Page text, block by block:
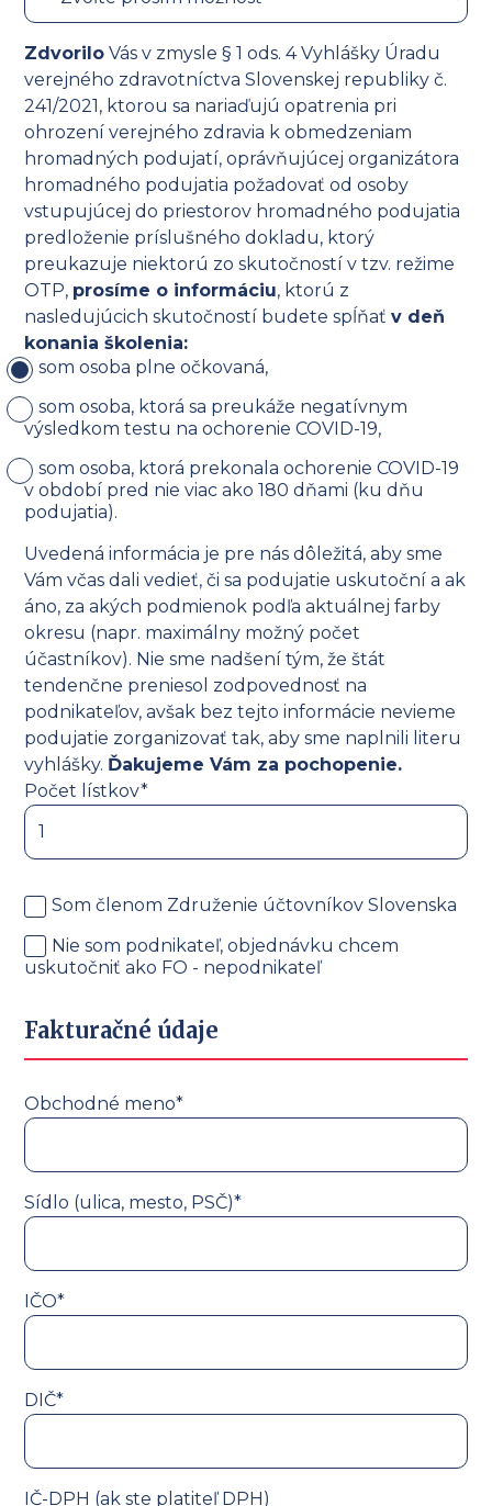
Zdvorilo Vás v zmysle § 1 ods. 4 Vyhlášky Úradu
verejného zdravotníctva Slovenskej republiky č.
241/2021, ktorou sa nariaďujú opatrenia pri
ohrození verejného zdravia k obmedzeniam
hromadných podujatí, oprávňujúcej organizátora
hromadného podujatia požadovať od osoby
vstupujúcej do priestorov hromadného podujatia
predloženie príslušného dokladu, ktorý
preukazuje niektorú zo skutočností v tzv. režime
OTP, prosíme o informáciu, ktorú z
nasledujúcich skutočností budete spĺňaťv deň
konania školenia:
som osoba plne očkovaná,
som osoba, ktorá sa preukáže negatívnym
výsledkom testu na ochorenie COVID-19,
som osoba, ktorá prekonala ochorenie COVID-19
v období pred nie viac ako 180 dňami (ku dňu
podujatia).
Uvedená informácia je pre nás dôležitá, aby sme
Vám včas dali vedieť, či sa podujatie uskutoční a ak
áno, za akých podmienok podľa aktuálnej farby
okresu (napr. maximálny možný počet
účastníkov). Nie sme nadšení tým, že štát
tendenčne preniesol zodpovednosť na
podnikateľov, avšak bez tejto informácie nevieme
podujatie zorganizovať tak, aby sme naplnili literu
vyhlášky. Ďakujeme Vám za pochopenie.
Počet lístkov*
Som členom Združenie účtovníkov Slovenska
Nie som podnikateľ, objednávku chcem
uskutočniť ako FO - nepodnikateľ
Fakturačné údaje
Obchodné meno*
Sídlo (ulica, mesto, PSČ)*
IČO*
DIČ*
IČ-DPH (ak ste platiteľ DPH)